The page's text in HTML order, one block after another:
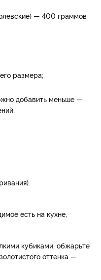
— 400 граммов
размера;
добавить меньше —
есть на кухне,
кубиками, обжарьте
оттенка —